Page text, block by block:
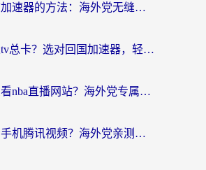
国外用微信加速器的方法：海外党无缝连接国内生活的实用指南
国外看芒果tv总卡？选对回国加速器，轻松追《浪姐》不费劲
在国外怎么看nba直播网站？海外党专属体育观赛指南，告别地区限制！
国外怎么看手机腾讯视频？海外党亲测有效的追剧加速器选择指南